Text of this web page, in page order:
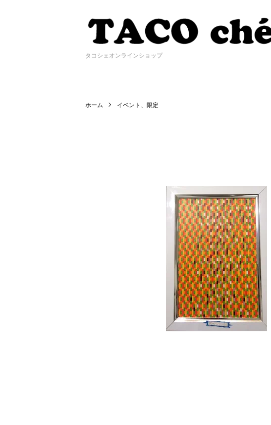
タコシェオンラインショップ
ホーム イベント、限定